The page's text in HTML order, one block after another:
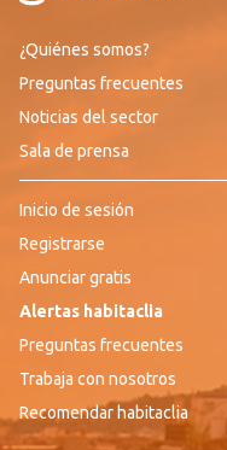
¿Quiénes somos?
Preguntas frecuentes
Noticias del sector
Sala de prensa
Inicio de sesión
Registrarse
Anunciar gratis
Alertas habitaclia
Preguntas frecuentes
Trabaja con nosotros
Recomendar habitaclia